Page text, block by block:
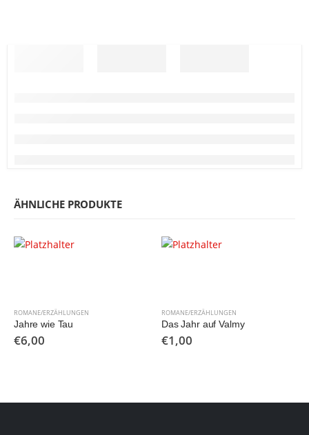
ÄHNLICHE PRODUKTE
ROMANE/ERZÄHLUNGEN
Jahre wie Tau
€6,00
ROMANE/ERZÄHLUNGEN
Das Jahr auf Valmy
€1,00